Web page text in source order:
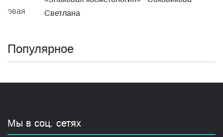
Светлана
Популярное
Мы в соц. сетях